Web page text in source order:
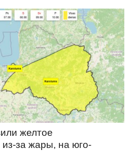
желтое
за жары, на юго-